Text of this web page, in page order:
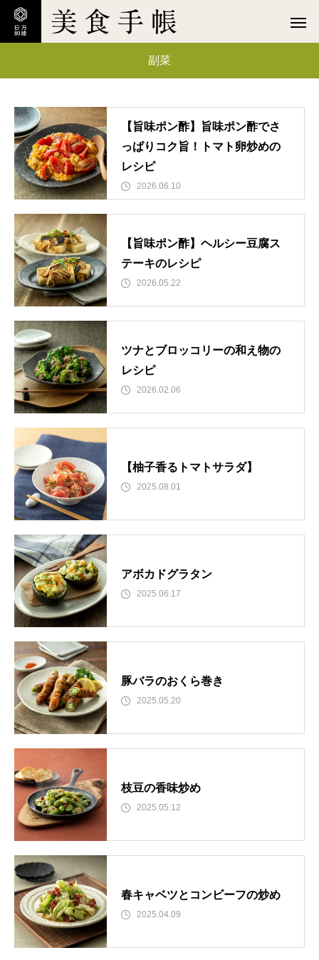
副菜
【旨味ポン酢】旨味ポン酢でさ
っぱりコク旨！トマト卵炒めの
レシピ
2026.06.10
【旨味ポン酢】ヘルシー豆腐ス
テーキのレシピ
2026.05.22
ツナとブロッコリーの和え物の
レシピ
2026.02.06
【柚子香るトマトサラダ】
2025.08.01
アボカドグラタン
2025.06.17
豚バラのおくら巻き
2025.05.20
枝豆の香味炒め
2025.05.12
春キャベツとコンビーフの炒め
2025.04.09